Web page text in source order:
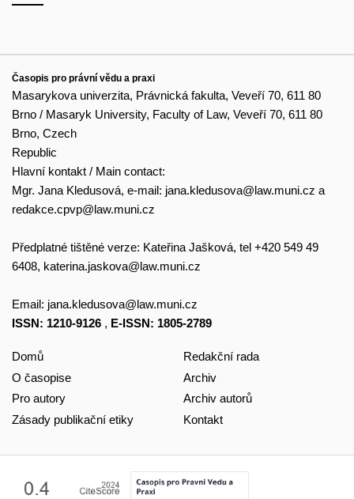
Časopis pro právní vědu a praxi
Masarykova univerzita, Právnická fakulta, Veveří 70, 611 80
Brno / Masaryk University, Faculty of Law, Veveří 70, 611 80
Brno, Czech
Republic
Hlavní kontakt / Main contact:
Mgr. Jana Kledusová, e-mail: jana.kledusova@law.muni.cz a
redakce.cpvp@law.muni.cz
Předplatné tištěné verze: Kateřina Jašková, tel +420 549 49
6408, katerina.jaskova@law.muni.cz
Email: jana.kledusova@law.muni.cz
ISSN: 1210-9126 , E-ISSN: 1805-2789
Domů
O časopise
Pro autory
Zásady publikační etiky
Redakční rada
Archiv
Archiv autorů
Kontakt